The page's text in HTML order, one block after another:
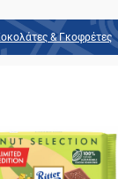
& Γκοφρέτες